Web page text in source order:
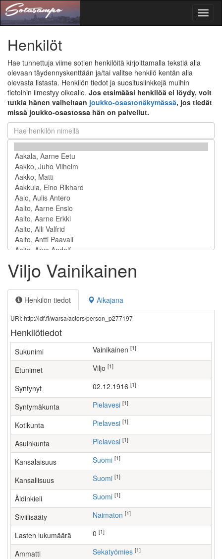
Henkilöt
Hae tunnettuja viime sotien henkilöitä kirjoittamalla tekstiä alla
olevaan täydennyskenttään ja/tai valitse henkilö kentän alla
olevasta listasta. Henkilön tiedot ja suosituslinkkejä muihin
tietoihin ilmestyy oikealle. Jos etsimääsi henkilöä ei löydy, voit
tutkia hänen vaiheitaan joukko-osastonäkymässä, jos tiedät
missä joukko-osastossa hän on palvellut.
Viljo Vainikainen
Henkilön tiedot Aikajana
URI: http://ldf.fi/warsa/actors/person_p277197
Henkilötiedot
Sukunimi Vainikainen [1]
Etunimet Viljo [1]
Syntynyt 02.12.1916 [1]
Syntymäkunta Pielavesi [1]
Kotikunta Pielavesi [1]
Asuinkunta Pielavesi [1]
Kansalaisuus Suomi [1]
Kansallisuus Suomi [1]
Äidinkieli Suomi [1]
Siviilisääty Naimaton [1]
Lasten lukumäärä [1]
Ammatti sekatyömies [1]